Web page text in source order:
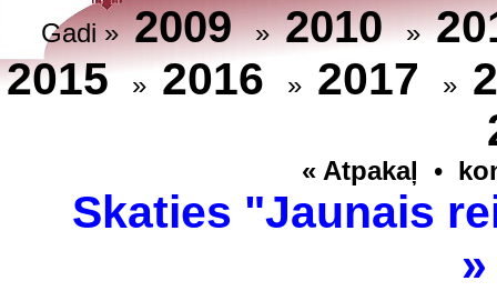
Gadi »2009 »2010 »
2015
» 2016 » 2017 »
« Atpakaļ •
Skaties "Jaunais